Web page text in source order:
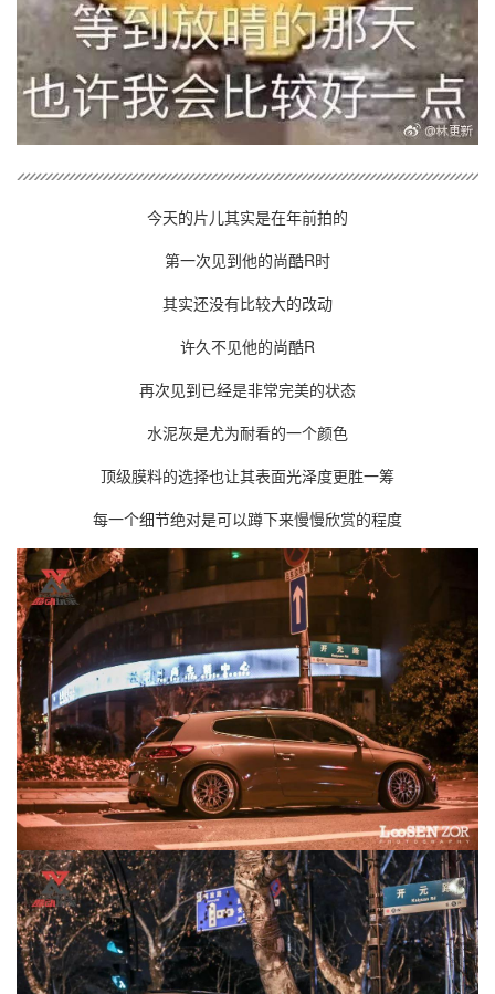
今天的片儿其实是在年前拍的
第一次见到他的尚酷R时
其实还没有比较大的改动
许久不见他的尚酷R
再次见到已经是非常完美的状态
水泥灰是尤为耐看的一个颜色
顶级膜料的选择也让其表面光泽度更胜一筹
每一个细节绝对是可以蹲下来慢慢欣赏的程度